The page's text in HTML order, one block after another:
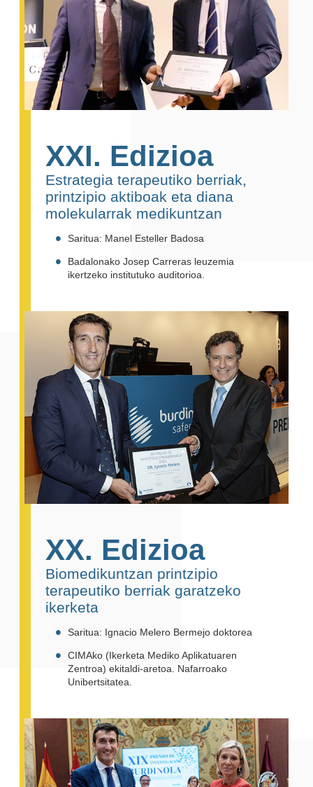
XXI. Edizioa
Estrategia terapeutiko berriak,
printzipio aktiboak eta diana
molekularrak medikuntzan
Saritua: Manel Esteller Badosa
Badalonako Josep Carreras leuzemia
ikertzeko institutuko auditorioa.
XX. Edizioa
Biomedikuntzan printzipio
terapeutiko berriak garatzeko
ikerketa
Saritua: Ignacio Melero Bermejo doktorea
CIMAko (Ikerketa Mediko Aplikatuaren
Zentroa) ekitaldi-aretoa. Nafarroako
Unibertsitatea.